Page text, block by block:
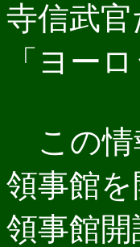
寺信武
「ヨー
この情
領事館
領事館